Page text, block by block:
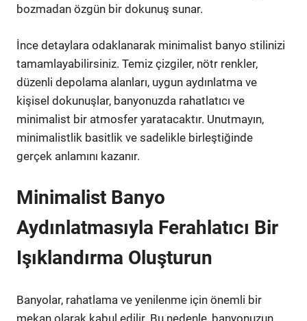
bozmadan özgün bir dokunuş sunar.
İnce detaylara odaklanarak minimalist banyo stilinizi
tamamlayabilirsiniz. Temiz çizgiler, nötr renkler,
düzenli depolama alanları, uygun aydınlatma ve
kişisel dokunuşlar, banyonuzda rahatlatıcı ve
minimalist bir atmosfer yaratacaktır. Unutmayın,
minimalistlik basitlik ve sadelikle birleştiğinde
gerçek anlamını kazanır.
Minimalist Banyo
Aydınlatmasıyla Ferahlatıcı Bir
Işıklandırma Oluşturun
Banyolar, rahatlama ve yenilenme için önemli bir
mekan olarak kabul edilir. Bu nedenle, banyonuzun